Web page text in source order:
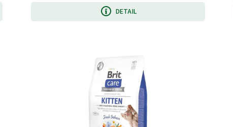
DETAIL